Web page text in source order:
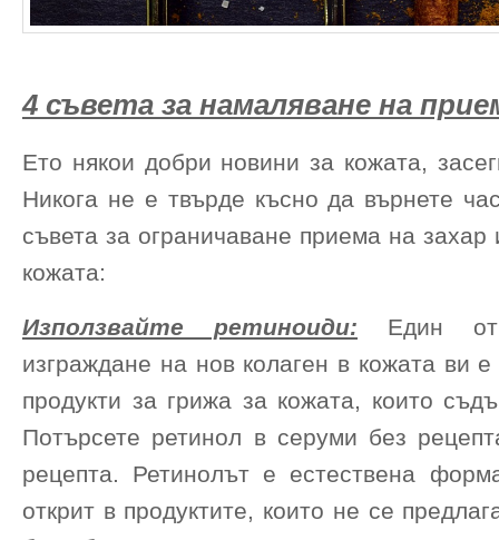
4 съвета за намаляване на
Ето някои добри новини за кожата,
Никога не е твърде късно да върнете
съвета за ограничаване приема на
кожата:
Използвайте ретиноиди:
Един
изграждане на нов колаген в кожата ви е
продукти за грижа за кожата, които
Потърсете ретинол в серуми без
рецепта. Ретинолът е естествена
открит в продуктите, които не се